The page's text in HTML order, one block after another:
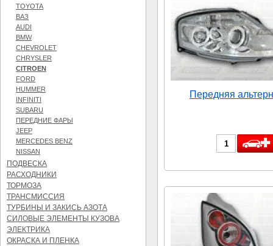
TOYOTA
ВАЗ
AUDI
BMW
CHEVROLET
CHRYSLER
CITROEN
FORD
HUMMER
INFINITI
SUBARU
ПЕРЕДНИЕ ФАРЫ
JEEP
MERCEDES BENZ
NISSAN
ПОДВЕСКА
РАСХОДНИКИ
ТОРМОЗА
ТРАНСМИССИЯ
ТУРБИНЫ И ЗАКИСЬ АЗОТА
СИЛОВЫЕ ЭЛЕМЕНТЫ КУЗОВА
ЭЛЕКТРИКА
ОКРАСКА И ПЛЕНКА
Передняя